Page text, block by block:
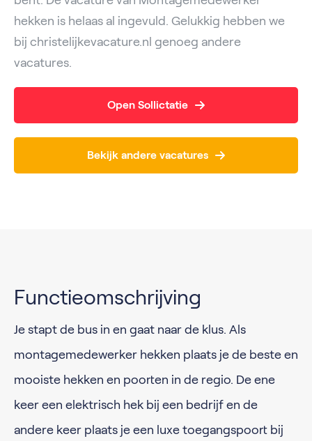
hekken is helaas al ingevuld. Gelukkig hebben we
bij christelijkevacature.nl genoeg andere
vacatures.
Open Sollictatie
Bekijk andere vacatures
Functieomschrijving
Je stapt de bus in en gaat naar de klus. Als
montagemedewerker hekken plaats je de beste en
mooiste hekken en poorten in de regio. De ene
keer een elektrisch hek bij een bedrijf en de
andere keer plaats je een luxe toegangspoort bij